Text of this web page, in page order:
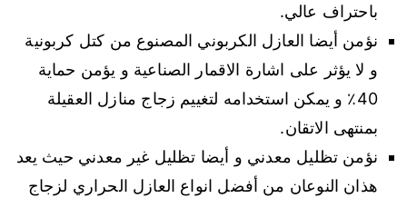
باحتراف عالي.
نؤمن أيضا العازل الكربوني المصنوع من كتل كربونية
و لا يؤثر على اشارة الاقمار الصناعية و يؤمن حماية
40٪ و يمكن استخدامه لتغييم زجاج منازل العقيلة
بمنتهى الاتقان.
نؤمن تظليل معدني و أيضا تظليل غير معدني حيث يعد
هذان النوعان من أفضل انواع العازل الحراري لزجاج